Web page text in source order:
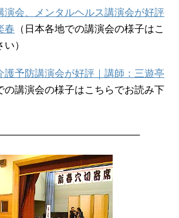
演会、メンタルヘルス講演会が好評
春 （日本各地での講演会の様子はこ
）
護予防講演会が好評｜講師：三遊亭
の講演会の様子はこちらでお読み下